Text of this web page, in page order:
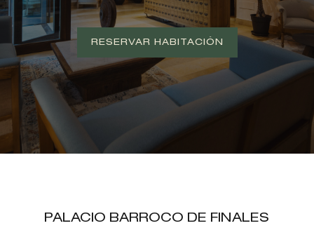
RESERVAR HABITACIÓN
PALACIO BARROCO DE FINALES